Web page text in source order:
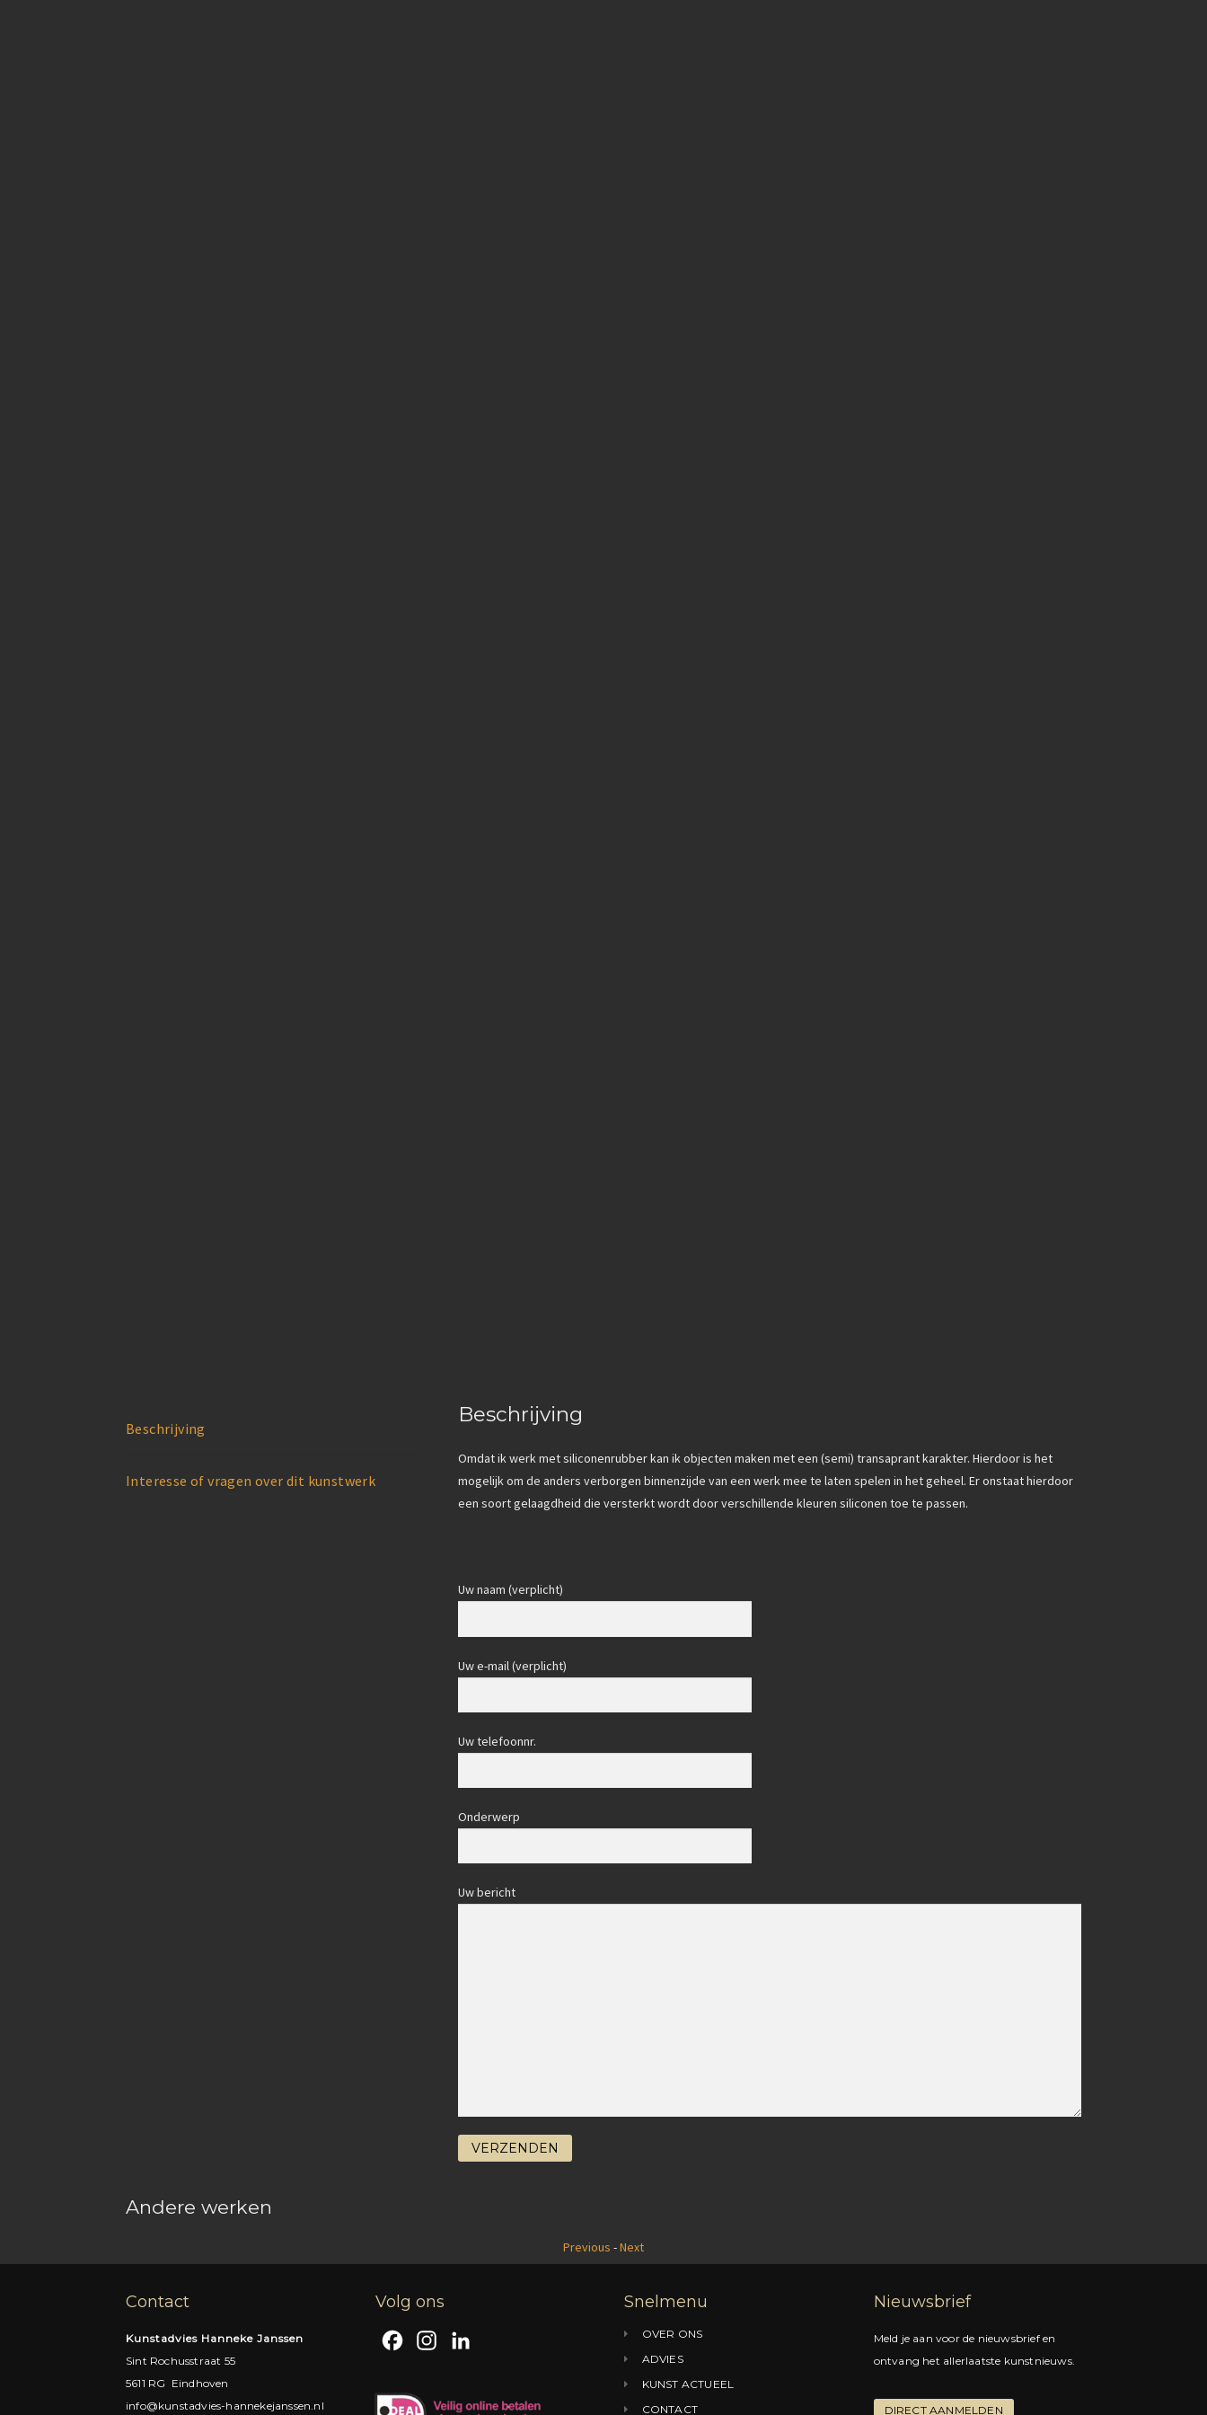
Beschrijving
Interesse of vragen over dit kunstwerk
Beschrijving
Omdat ik werk met siliconenrubber kan ik objecten maken met een (semi) transaprant karakter. Hierdoor is het
mogelijk om de anders verborgen binnenzijde van een werk mee te laten spelen in het geheel. Er onstaat hierdoor
een soort gelaagdheid die versterkt wordt door verschillende kleuren siliconen toe te passen.
Uw naam (verplicht)
Uw e-mail (verplicht)
Uw telefoonnr.
Onderwerp
Uw bericht
Andere werken
Previous -Next
Contact
Kunstadvies Hanneke Janssen
Sint Rochusstraat 55
5611 RG Eindhoven
info@kunstadvies-hannekejanssen.nl
Volg ons
c
Snelmenu
OVER ONS
ADVIES
KUNST ACTUEEL
CONTACT
Nieuwsbrief
Meld je aan voor de nieuwsbrief en
ontvang het allerlaatste kunstnieuws.
DIRECT AANMELDEN